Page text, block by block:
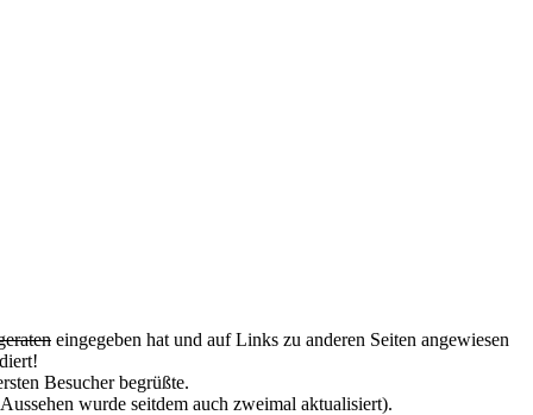
eingegeben hat und auf Links zu anderen Seiten angewiesen
Besucher begrüßte.
wurde seitdem auch zweimal aktualisiert).